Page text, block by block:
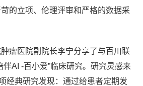
的立项、伦理评审和严格的数据采
瘤医院副院长李宁分享了与百川联
伴AI -百小爱”临床研究。研究灵感来
经典研究发现：通过给患者定期发